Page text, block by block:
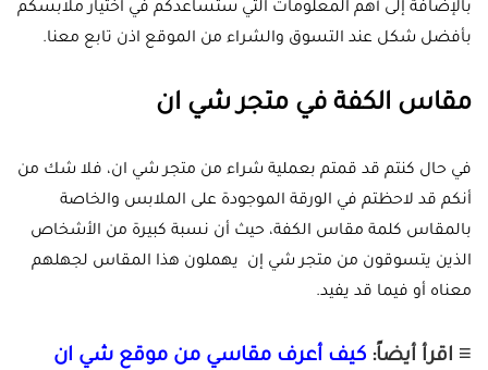
بالإضافة إلى أهم المعلومات التي ستساعدكم في اختيار ملابسكم
بأفضل شكل عند التسوق والشراء من الموقع اذن تابع معنا.
مقاس الكفة في متجر شي ان
في حال كنتم قد قمتم بعملية شراء من متجر شي ان، فلا شك من
أنكم قد لاحظتم في الورقة الموجودة على الملابس والخاصة
بالمقاس كلمة مقاس الكفة، حيث أن نسبة كبيرة من الأشخاص
الذين يتسوقون من متجر شي إن يهملون هذا المقاس لجهلهم
معناه أو فيما قد يفيد.
≡ اقرأ أيضاً: كيف أعرف مقاسي من موقع شي ان